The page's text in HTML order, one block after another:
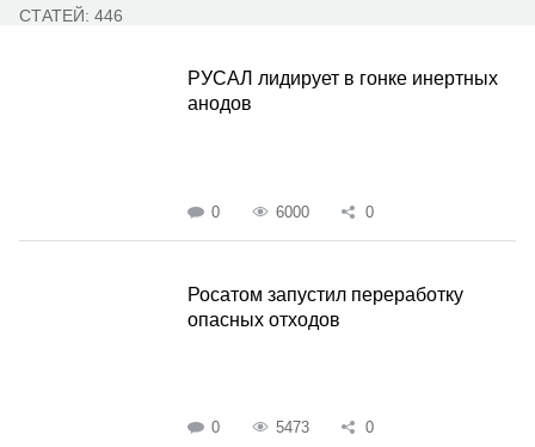
СТАТЕЙ: 446
РУСАЛ лидирует в гонке инертных
анодов
0 6000 0
Росатом запустил переработку
опасных отходов
0 5473 0